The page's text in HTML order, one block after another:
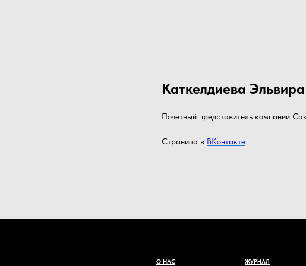
Каткелдиева Эльвира
Почетный представитель компании
Страница в ВКонтакте
ЖУРНАЛ
О НАС